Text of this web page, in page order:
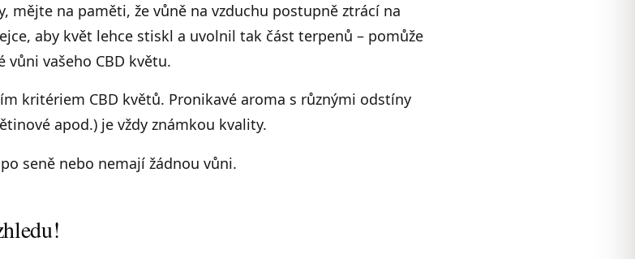
mějte na paměti, že vůně na vzduchu postupně ztrácí na
aby květ lehce stiskl a uvolnil tak část terpenů – pomůže
vašeho CBD květu.
kritériem CBD květů. Pronikavé aroma s různými odstíny
apod.) je vždy známkou kvality.
seně nebo nemají žádnou vůni.